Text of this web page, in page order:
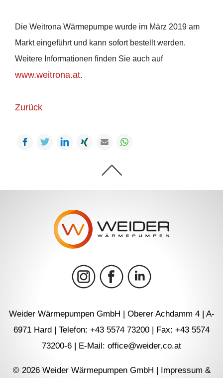
Die Weitrona Wärmepumpe wurde im März 2019 am
Markt eingeführt und kann sofort bestellt werden.
Weitere Informationen finden Sie auch auf
www.weitrona.at.
Zurück
Facebook
Twitter LinkedIn
Xing Mail
Weider Wärmepumpen GmbH | Oberer Achdamm 4 | A-
6971 Hard | Telefon: +43 5574 73200 | Fax: +43 5574
73200-6 | E-Mail: office@weider.co.at
© 2026 Weider Wärmepumpen GmbH | Impressum &